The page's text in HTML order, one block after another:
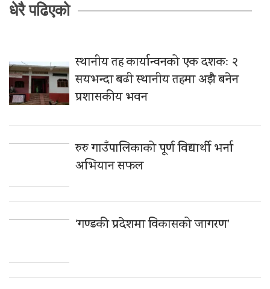
धेरै पढिएको
स्थानीय तह कार्यान्वनको एक दशकः २
सयभन्दा बढी स्थानीय तहमा अझै बनेन
प्रशासकीय भवन
रुरु गाउँपालिकाको पूर्ण विद्यार्थी भर्ना
अभियान सफल
‘गण्डकी प्रदेशमा विकासको जागरण’